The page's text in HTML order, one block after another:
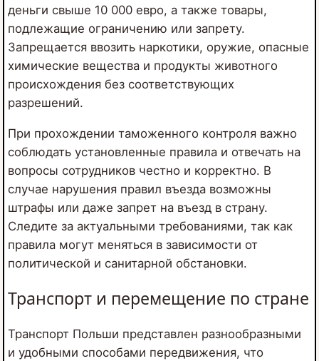
деньги свыше 10 000 евро, а также товары,
подлежащие ограничению или запрету.
Запрещается ввозить наркотики, оружие, опасные
химические вещества и продукты животного
происхождения без соответствующих
разрешений.
При прохождении таможенного контроля важно
соблюдать установленные правила и отвечать на
вопросы сотрудников честно и корректно. В
случае нарушения правил въезда возможны
штрафы или даже запрет на въезд в страну.
Следите за актуальными требованиями, так как
правила могут меняться в зависимости от
политической и санитарной обстановки.
Транспорт и перемещение по стране
Транспорт Польши представлен разнообразными
и удобными способами передвижения, что